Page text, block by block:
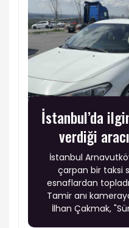
İstanbul’da
verdiği
İstanbul
çarpan bir taksi
esnaflardan
Tamir anı
İlhan Çakmak,